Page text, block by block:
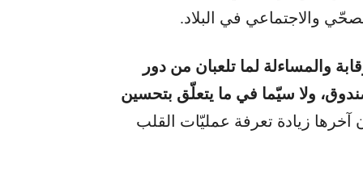
والاجتماعي في البلاد.
والمساءلة لما تلعبان من دور
ولا سيّما في ما يتعلّق بتحسين
آخرها زيادة تعرفة عمليّات القلب